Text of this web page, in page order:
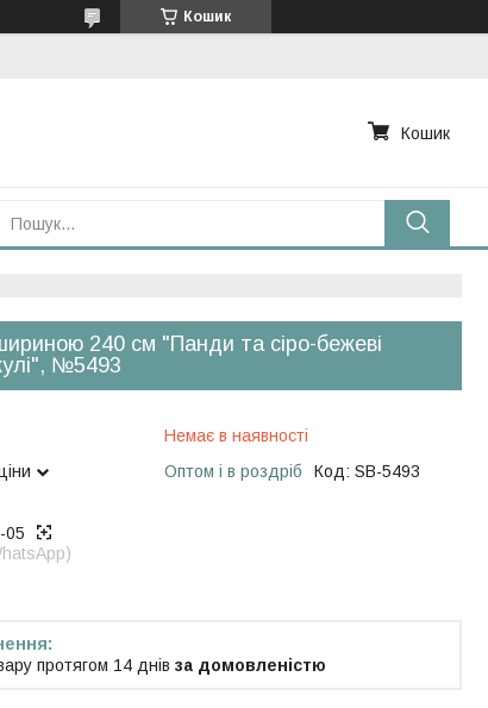
Кошик
Кошик
240 см "Панди та сіро-бежеві
№5493
Немає в наявності
Оптом і в роздріб
Код: SB-5493
05
протягом 14 днів за домовленістю